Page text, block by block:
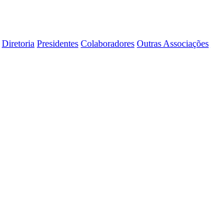
Diretoria Presidentes Colaboradores Outras Associações